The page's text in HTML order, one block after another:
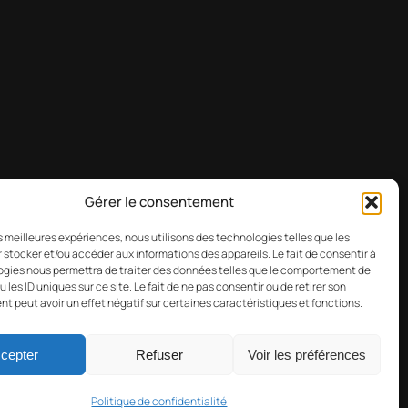
Gérer le consentement
meilleures expériences, nous utilisons des technologies telles que les
stocker et/ou accéder aux informations des appareils. Le fait de consentir à
nous permettra de traiter des données telles que le comportement de
les ID uniques sur ce site. Le fait de ne pas consentir ou de retirer son
peut avoir un effet négatif sur certaines caractéristiques et fonctions.
Refuser Voir les préférences
Politique de confidentialité